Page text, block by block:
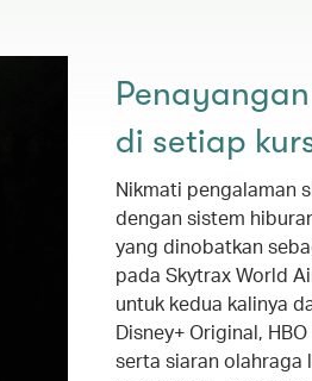
di setiap
Nikmati pengalaman
dengan sistem
yang dinobatkan
pada Skytrax World
untuk kedua kalinya
Disney+ Original,
serta siaran olahraga